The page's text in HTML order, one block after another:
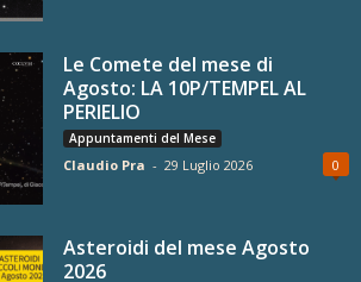
Le Comete del mese di
Agosto: LA 10P/TEMPEL AL
PERIELIO
Appuntamenti del Mese
Claudio Pra - 29 Luglio 2026 0
Asteroidi del mese Agosto
2026